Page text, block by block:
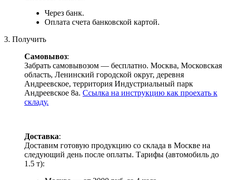
Через банк.
Оплата счета банковской картой.
3. Получить
Самовывоз:
Забрать самовывозом — бесплатно. Москва, Московская
область, Ленинский городской округ, деревня
Андреевское, территория Индустриальный парк
Андреевское 8а. Ссылка на инструкцию как проехать к
складу.
Доставка:
Доставим готовую продукцию со склада в Москве на
следующий день после оплаты. Тарифы (автомобиль до
1.5 т):